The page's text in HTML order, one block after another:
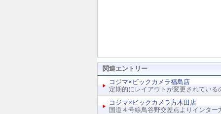
関連エントリー
コジマ×ビックカメラ福島店
定期的にレイアウトが変更されている
コジマ×ビックカメラ方木田店
国道４号線鳥谷野交差点よりインター